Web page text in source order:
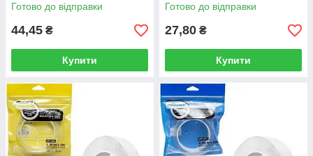
Готово до відправки
44,45 ₴
Купити
Готово до відправки
27,80 ₴
Купити